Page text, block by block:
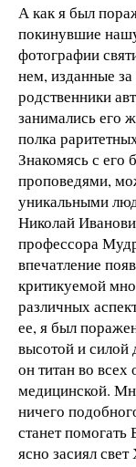
А как я был
покинувшие
фотографии
нем, изданные
родственники
занимались его
полка
Знакомясь с его
проповедями,
уникальными
Николай
профессора
впечатление
критикуемой
различных
ее, я был
высотой и
он титан во
медицинской.
ничего
станет помогать
ясно засиял свет